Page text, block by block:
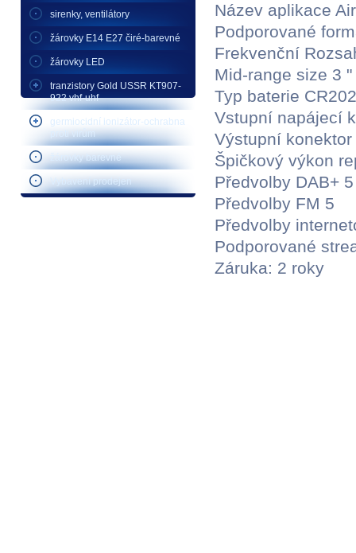
sirenky, ventilátory
žárovky E14 E27 čiré-barevné
žárovky LED
tranzistory Gold USSR KT907-
922 vhf-uhf
germiocidní ionizátor-ochrabna
proti virům
žárovky barevné
Vybavení prodejen
Název aplikace
Podporované
Frekvenční
Mid-range size 3 "
Typ baterie
Vstupní napájecí
Výstupní
Špičkový výkon
Předvolby DAB+ 5
Předvolby FM 5
Předvolby
Podporované
Záruka: 2 roky